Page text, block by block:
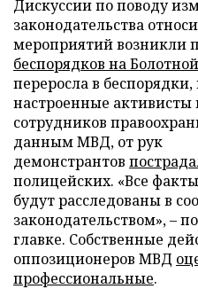
Дискуссии по поводу
законодательства
мероприятий возникли
беспорядков на Болотной
переросла в
настроенные
сотрудников
данным МВД, от рук
демонстрантов
полицейских. «Все
будут расследованы в
законодательством», –
главке. Собственные
оппозиционеров МВД
профессиональные.